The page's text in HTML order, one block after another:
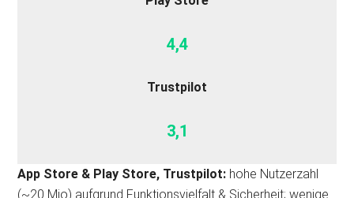
4,4
Trustpilot
3,1
App Store & Play Store, Trustpilot: hohe Nutzerzahl
(~20 Mio) aufgrund Funktionsvielfalt & Sicherheit; wenige